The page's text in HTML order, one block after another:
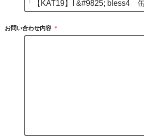
お問い合わせ内容 ＊